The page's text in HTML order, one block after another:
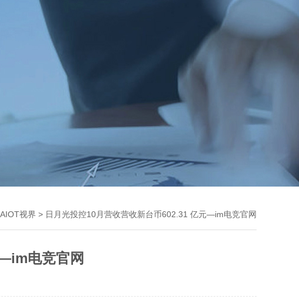
AIOT视界 > 日月光投控10月营收营收新台币602.31 亿元—im电竞官网
电竞官网